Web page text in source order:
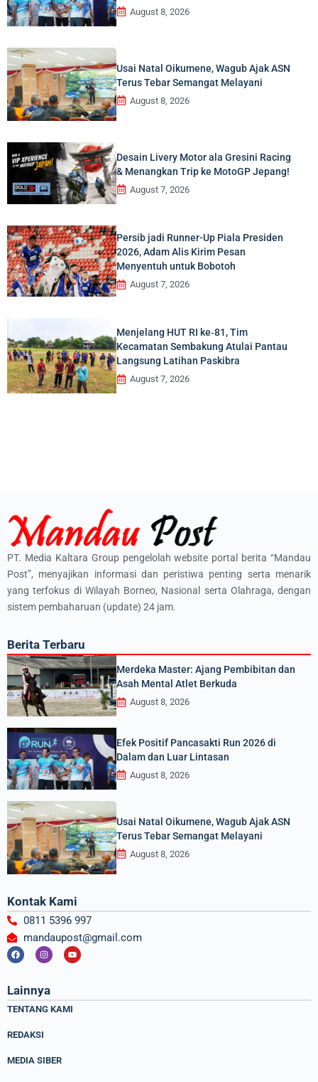
August 8, 2026
Usai Natal Oikumene, Wagub Ajak ASN
Terus Tebar Semangat Melayani
August 8, 2026
Desain Livery Motor ala Gresini Racing
& Menangkan Trip ke MotoGP Jepang!
August 7, 2026
Persib jadi Runner-Up Piala Presiden
2026, Adam Alis Kirim Pesan
Menyentuh untuk Bobotoh
August 7, 2026
Menjelang HUT RI ke‑81, Tim
Kecamatan Sembakung Atulai Pantau
Langsung Latihan Paskibra
August 7, 2026
PT. Media Kaltara Group pengelolah website portal berita “Mandau
Post”, menyajikan informasi dan peristiwa penting serta menarik
yang terfokus di Wilayah Borneo, Nasional serta Olahraga, dengan
sistem pembaharuan (update) 24 jam.
Berita Terbaru
Merdeka Master: Ajang Pembibitan dan
Asah Mental Atlet Berkuda
August 8, 2026
Efek Positif Pancasakti Run 2026 di
Dalam dan Luar Lintasan
August 8, 2026
Usai Natal Oikumene, Wagub Ajak ASN
Terus Tebar Semangat Melayani
August 8, 2026
Lainnya
TENTANG KAMI
REDAKSI
MEDIA SIBER
Kontak Kami
0811 5396 997
mandaupost@gmail.com
F
a
c
o
o
k
I
n
s
g
r
a
Y
o
u
e